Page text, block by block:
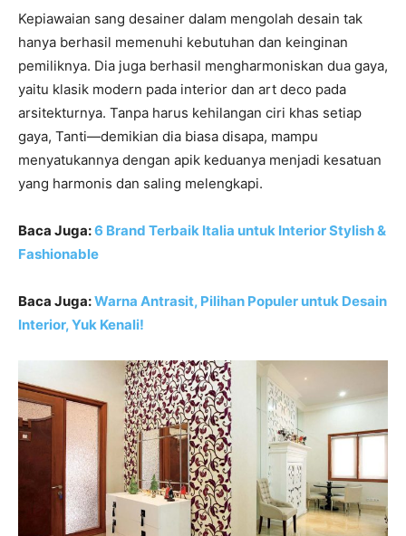
Kepiawaian sang desainer dalam mengolah desain tak
hanya berhasil memenuhi kebutuhan dan keinginan
pemiliknya. Dia juga berhasil mengharmoniskan dua gaya,
yaitu klasik modern pada interior dan art deco pada
arsitekturnya. Tanpa harus kehilangan ciri khas setiap
gaya, Tanti—demikian dia biasa disapa, mampu
menyatukannya dengan apik keduanya menjadi kesatuan
yang harmonis dan saling melengkapi.
Baca Juga:6 Brand Terbaik Italia untuk Interior Stylish &
Fashionable
Baca Juga:Warna Antrasit, Pilihan Populer untuk Desain
Interior, Yuk Kenali!